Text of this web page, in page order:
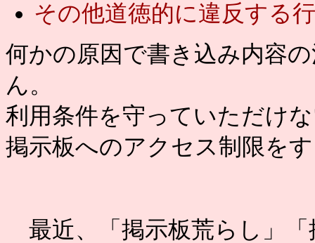
その他道徳的に違反する
何かの原因で書き込み内容
ん。
利用条件を守っていただけ
掲示板へのアクセス制限を
最近、「掲示板荒らし」